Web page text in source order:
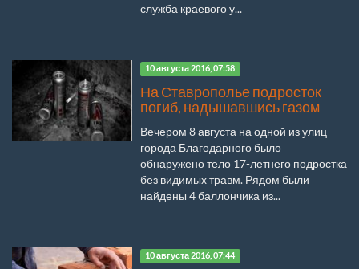
служба краевого у...
10 августа 2016, 07:58
На Ставрополье подросток
погиб, надышавшись газом
Вечером 8 августа на одной из улиц
города Благодарного было
обнаружено тело 17-летнего подростка
без видимых травм. Рядом были
найдены 4 баллончика из...
10 августа 2016, 07:44